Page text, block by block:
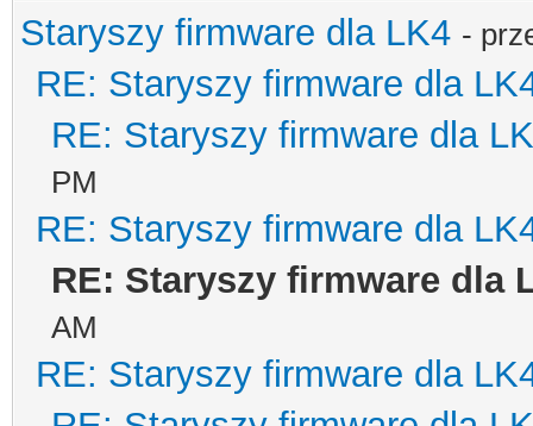
Staryszy firmware dla LK4 -
RE: Staryszy firmware dla
RE: Staryszy firmware dla
PM
RE: Staryszy firmware dla
RE: Staryszy firmware dla
AM
RE: Staryszy firmware dla